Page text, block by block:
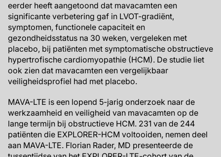
eerder heeft aangetoond dat mavacamten een
significante verbetering gaf in LVOT-gradiënt,
symptomen, functionele capaciteit en
gezondheidsstatus na 30 weken, vergeleken met
placebo, bij patiënten met symptomatische obstructieve
hypertrofische cardiomyopathie (HCM). De studie liet
ook zien dat mavacamten een vergelijkbaar
veiligheidsprofiel had met placebo.
MAVA-LTE is een lopend 5-jarig onderzoek naar de
werkzaamheid en veiligheid van mavacamten op de
lange termijn bij obstructieve HCM. 231 van de 244
patiënten die EXPLORER-HCM voltooiden, nemen deel
aan MAVA-LTE. Florian Rader, MD presenteerde de